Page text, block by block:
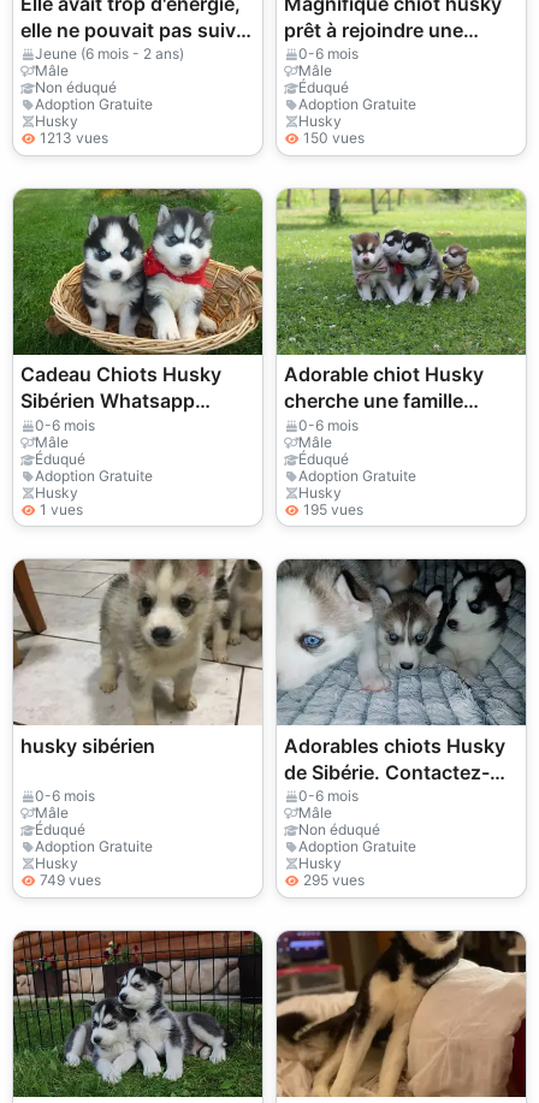
elle ne pouvait pas suivre
notre rythme.
Jeune (6 mois - 2 ans)
Mâle
Non éduqué
Adoption Gratuite
Husky
1213 vues
prêt à rejoindre une
famille aimante –
WhatsApp :
+34 632 000 221
0-6 mois
Mâle
Éduqué
Adoption Gratuite
Husky
150 vues
Cadeau Chiots Husky
Sibérien Whatsapp
(+34)611386992
0-6 mois
Mâle
Éduqué
Adoption Gratuite
Husky
1 vues
Adorable chiot Husky
cherche une famille
aimante – WhatsApp :
+34 632 000 221
0-6 mois
Mâle
Éduqué
Adoption Gratuite
Husky
195 vues
husky sibérien
0-6 mois
Mâle
Éduqué
Adoption Gratuite
Husky
749 vues
Adorables chiots Husky
de Sibérie. Contactez-
nous par WhatsApp pour
plus d'informations :
+27848239748
0-6 mois
Mâle
Non éduqué
Adoption Gratuite
Husky
295 vues